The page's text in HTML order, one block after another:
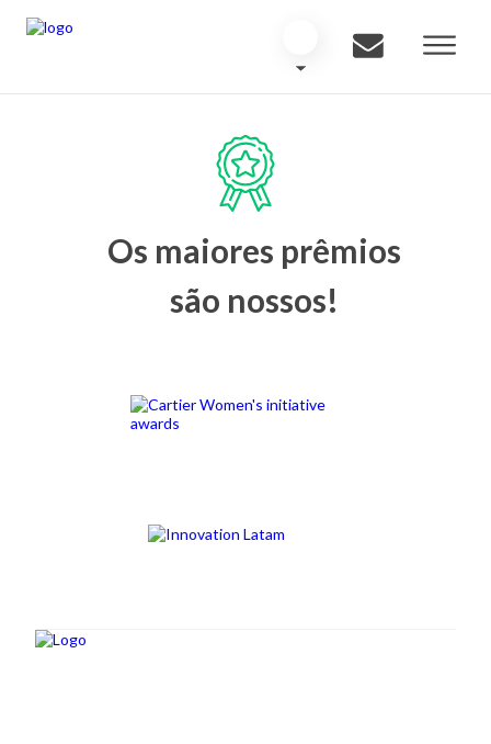
Os maiores prêmios
são nossos!